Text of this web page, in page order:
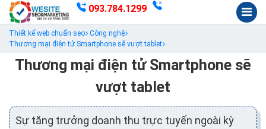
093.784.1299
Thiết kế web chuẩn seo Công nghệ
Thương mại điện tử Smartphone sẽ vượt tablet
Thương mại điện tử Smartphone sẽ
vượt tablet
Sự tăng trưởng doanh thu trực tuyến ngoài kỳ